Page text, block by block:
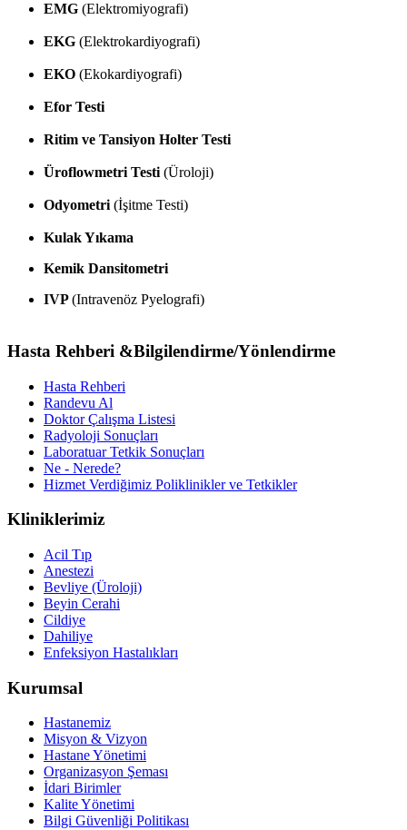
EMG (Elektromiyografi)
EKG (Elektrokardiyografi)
EKO (Ekokardiyografi)
Efor Testi
Ritim ve Tansiyon Holter Testi
Üroflowmetri Testi (Üroloji)
Odyometri (İşitme Testi)
Kulak Yıkama
Kemik Dansitometri
IVP(Intravenöz Pyelografi)
Hasta Rehberi &Bilgilendirme/Yönlendirme
Hasta Rehberi
Randevu Al
Doktor Çalışma Listesi
Radyoloji Sonuçları
Laboratuar Tetkik Sonuçları
Ne - Nerede?
Hizmet Verdiğimiz Poliklinikler ve Tetkikler
Kliniklerimiz
Acil Tıp
Anestezi
Bevliye (Üroloji)
Beyin Cerahi
Cildiye
Dahiliye
Enfeksiyon Hastalıkları
Kurumsal
Hastanemiz
Misyon & Vizyon
Hastane Yönetimi
Organizasyon Şeması
İdari Birimler
Kalite Yönetimi
Bilgi Güvenliği Politikası